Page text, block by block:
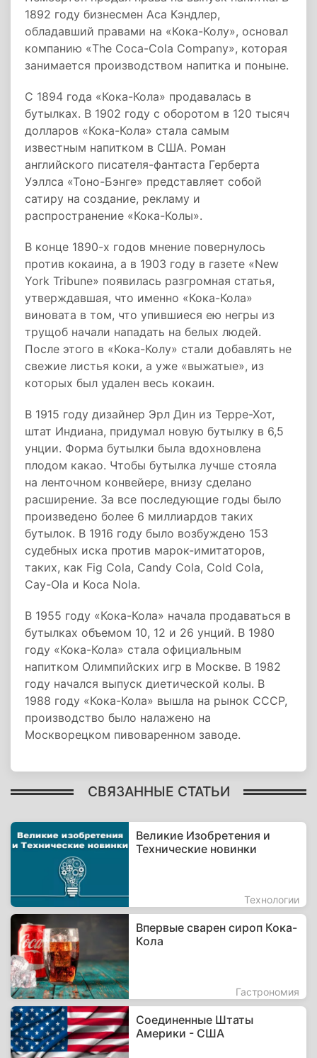
1892 году бизнесмен Аса Кэндлер,
обладавший правами на «Кока-Колу», основал
компанию «The Coca-Cola Company», которая
занимается производством напитка и поныне.
С 1894 года «Кока-Кола» продавалась в
бутылках. В 1902 году с оборотом в 120 тысяч
долларов «Кока-Кола» стала самым
известным напитком в США. Роман
английского писателя-фантаста Герберта
Уэллса «Тоно-Бэнге» представляет собой
сатиру на создание, рекламу и
распространение «Кока-Колы».
В конце 1890-х годов мнение повернулось
против кокаина, а в 1903 году в газете «New
York Tribune» появилась разгромная статья,
утверждавшая, что именно «Кока-Кола»
виновата в том, что упившиеся ею негры из
трущоб начали нападать на белых людей.
После этого в «Кока-Колу» стали добавлять не
свежие листья коки, а уже «выжатые», из
которых был удален весь кокаин.
В 1915 году дизайнер Эрл Дин из Терре-Хот,
штат Индиана, придумал новую бутылку в 6,5
унции. Форма бутылки была вдохновлена
плодом какао. Чтобы бутылка лучше стояла
на ленточном конвейере, внизу сделано
расширение. За все последующие годы было
произведено более 6 миллиардов таких
бутылок. В 1916 году было возбуждено 153
судебных иска против марок-имитаторов,
таких, как Fig Cola, Candy Cola, Cold Cola,
Cay-Ola и Koca Nola.
В 1955 году «Кока-Кола» начала продаваться в
бутылках объемом 10, 12 и 26 унций. В 1980
году «Кока-Кола» стала официальным
напитком Олимпийских игр в Москве. В 1982
году начался выпуск диетической колы. В
1988 году «Кока-Кола» вышла на рынок СССР,
производство было налажено на
Москворецком пивоваренном заводе.
СВЯЗАННЫЕ СТАТЬИ
Великие Изобретения и
Технические новинки
Технологии
Впервые сварен сироп Кока-
Кола
Гастрономия
Соединенные Штаты
Америки - США